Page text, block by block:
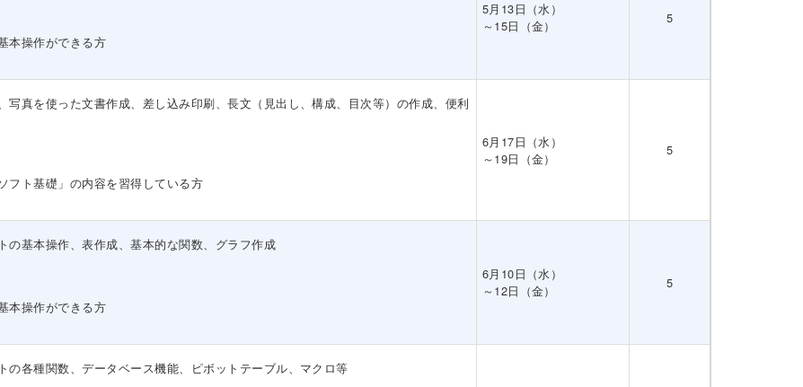
本操作ができる方
5月13日（水）
～15日（金）
5
写真を使った文書作成、差し込み印刷、長文（見出し、構成、目次等）の作成、便利
フト基礎」の内容を習得している方
6月17日（水）
～19日（金）
5
の基本操作、表作成、基本的な関数、グラフ作成
本操作ができる方
6月10日（水）
～12日（金）
5
の各種関数、データベース機能、ピボットテーブル、マクロ等